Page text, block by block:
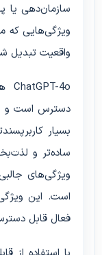
سازمان‌دهی یا
ویژگی‌هایی که
واقعیت تبدیل
دسترس است و
بسیار
ساده‌تر و
ویژگی‌های
است. این
فعال قابل